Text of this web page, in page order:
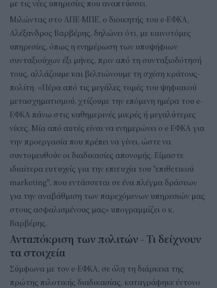
με τις νέες υπηρεσίες που αναπτύσσει.
Μιλώντας στο ΑΠΕ-ΜΠΕ, ο διοικητής του e-ΕΦΚΑ,
Αλέξανδρος Βαρβέρης, δηλώνει ότι, με καινοτόμες
υπηρεσίες, όπως η ενημέρωση των υποψήφιων
συνταξιούχων έξι μήνες, πριν από τη συνταξιοδότησή
τους, αλλάζουμε και βελτιώνουμε τη σχέση κράτους-
πολίτη. «Πέρα από τις μεγάλες τομές του ψηφιακού
μετασχηματισμού, χτίζουμε την επόμενη ημέρα του e-
ΕΦΚΑ πάνω στις καθημερινές μικρές ή μεγαλύτερες
νίκες. Μία από αυτές είναι να ενημερώνει ο e ΕΦΚΑ για
την προεργασία που πρέπει να γίνει, ώστε να
συντομευθούν οι διαδικασίες απονομής. Είμαστε
ιδιαίτερα ευτυχείς για την επιτυχία του "επιθετικού
marketing", που εντάσσεται σε ένα πλέγμα δράσεων
για την αναβάθμιση των παρεχόμενων υπηρεσιών μας
στους ασφαλισμένους μας» υπογραμμίζει ο κ.
Βαρβέρης.
Ανταπόκριση των πολιτών - Τι δείχνουν
τα στοιχεία
Σύμφωνα με τον e-ΕΦΚΑ, σε όλη τη διάρκεια της
πρώτης πιλοτικής διαδικασίας, καταγράφηκε έντονο